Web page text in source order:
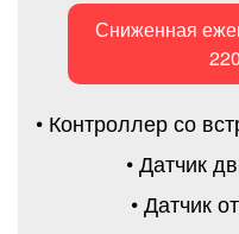
Сниженная
• Контроллер со
• Датчик
• Датчик